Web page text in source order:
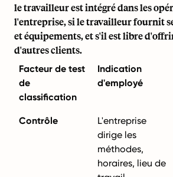
le travailleur est intégré dans les
l'entreprise, si le travailleur fournit
et équipements, et s'il est libre
d'autres clients.
Facteur de test
de
classification
Indication
d'employé
Contrôle
L'entreprise
dirige les
méthodes,
horaires, lieu de